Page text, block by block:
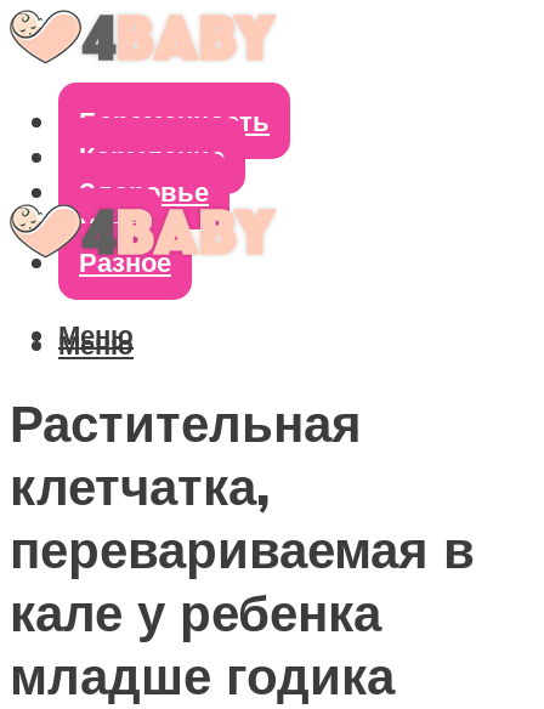
Беременность
Кормление
Здоровье
Уход
Разное
Меню
Меню
Растительная
клетчатка,
перевариваемая в
кале у ребенка
младше годика